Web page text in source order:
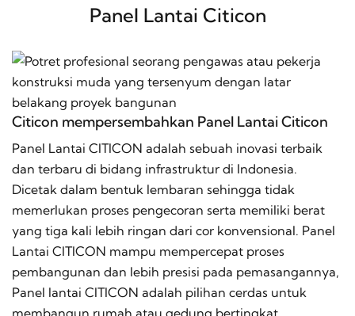
Panel Lantai Citicon
Citicon mempersembahkan Panel Lantai Citicon
Panel Lantai CITICON adalah sebuah inovasi terbaik
dan terbaru di bidang infrastruktur di Indonesia.
Dicetak dalam bentuk lembaran sehingga tidak
memerlukan proses pengecoran serta memiliki berat
yang tiga kali lebih ringan dari cor konvensional. Panel
Lantai CITICON mampu mempercepat proses
pembangunan dan lebih presisi pada pemasangannya,
Panel lantai CITICON adalah pilihan cerdas untuk
membangun rumah atau gedung bertingkat.